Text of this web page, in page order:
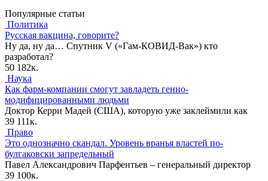
Популярные статьи
Политика
Русская вакцина, говорите?
Ну да, ну да… Спутник V («Гам-КОВИД-Вак») кто
разработал?
50 182к.
Наука
Как фарм-компании смогут завладеть генно-
модифицированными людьми
Доктор Керри Мадей (США), которую уже заклеймили как
39 111к.
Право
Это однозначно скандал. Уровень вранья властей по-
булгаковски запредельный
Павел Александрович Парфентьев – генеральный директор
39 100к.